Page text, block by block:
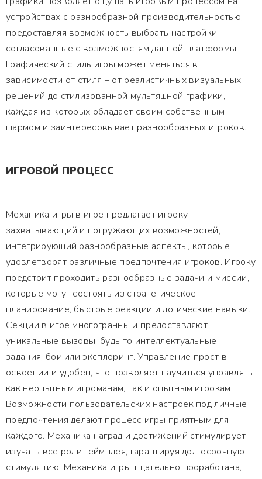
устройствах с разнообразной производительностью,
предоставляя возможность выбрать настройки,
согласованные с возможностям данной платформы.
Графический стиль игры может меняться в
зависимости от стиля – от реалистичных визуальных
решений до стилизованной мультяшной графики,
каждая из которых обладает своим собственным
шармом и заинтересовывает разнообразных игроков.
ИГРОВОЙ ПРОЦЕСС
Механика игры в игре предлагает игроку
захватывающий и погружающих возможностей,
интегрирующий разнообразные аспекты, которые
удовлетворят различные предпочтения игроков. Игроку
предстоит проходить разнообразные задачи и миссии,
которые могут состоять из стратегическое
планирование, быстрые реакции и логические навыки.
Секции в игре многогранны и предоставляют
уникальные вызовы, будь то интеллектуальные
задания, бои или эксплоринг. Управление прост в
освоении и удобен, что позволяет научиться управлять
как неопытным игроманам, так и опытным игрокам.
Возможности пользовательских настроек под личные
предпочтения делают процесс игры приятным для
каждого. Механика наград и достижений стимулирует
изучать все роли геймплея, гарантируя долгосрочную
стимуляцию. Механика игры тщательно проработана,